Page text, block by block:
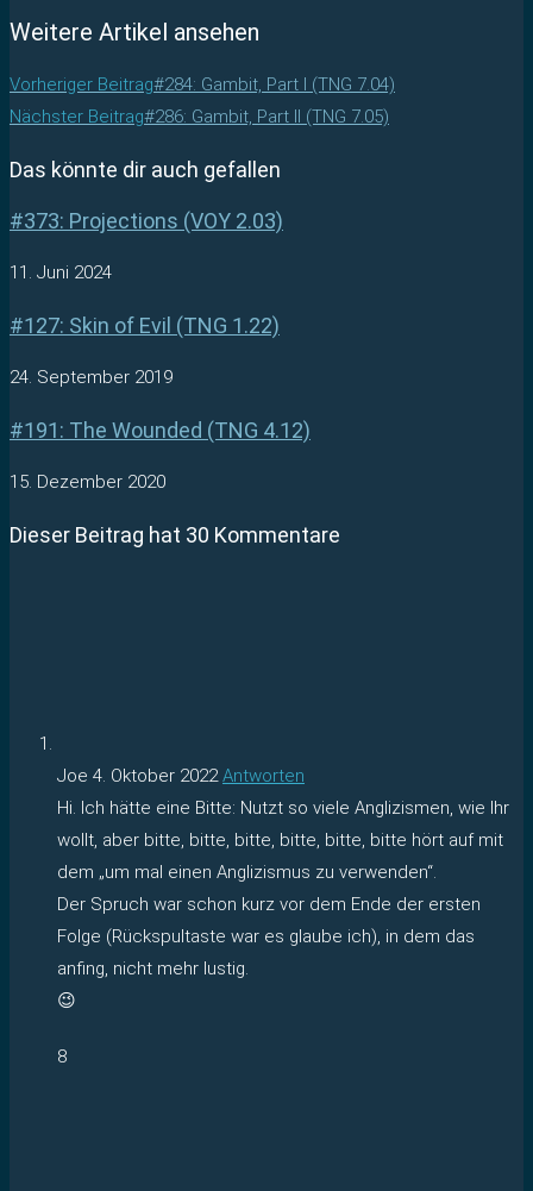
Weitere Artikel ansehen
Vorheriger Beitrag#284: Gambit, Part I (TNG 7.04)
Nächster Beitrag#286: Gambit, Part II (TNG 7.05)
Das könnte dir auch gefallen
#373: Projections (VOY 2.03)
11. Juni 2024
#127: Skin of Evil (TNG 1.22)
24. September 2019
#191: The Wounded (TNG 4.12)
15. Dezember 2020
Dieser Beitrag hat 30 Kommentare
Joe 4. Oktober 2022 Antworten
Hi. Ich hätte eine Bitte: Nutzt so viele Anglizismen, wie Ihr
wollt, aber bitte, bitte, bitte, bitte, bitte, bitte hört auf mit
dem „um mal einen Anglizismus zu verwenden“.
Der Spruch war schon kurz vor dem Ende der ersten
Folge (Rückspultaste war es glaube ich), in dem das
anfing, nicht mehr lustig.
😉
8